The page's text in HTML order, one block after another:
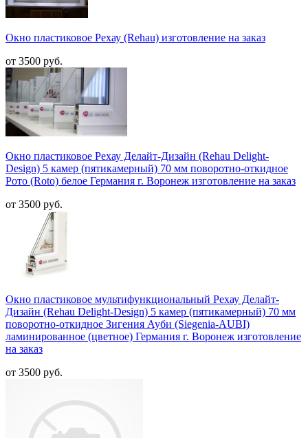
Окно пластиковое Рехау (Rehau) изготовление на заказ
от 3500 руб.
Окно пластиковое Рехау Делайт-Дизайн (Rehau Delight-
Design) 5 камер (пятикамерный) 70 мм поворотно-откидное
Рото (Roto) белое Германия г. Воронеж изготовление на заказ
от 3500 руб.
Окно пластиковое мультифункциональный Рехау Делайт-
Дизайн (Rehau Delight-Design) 5 камер (пятикамерный) 70 мм
поворотно-откидное Зигения Ауби (Siegenia-AUBI)
ламинированное (цветное) Германия г. Воронеж изготовление
на заказ
от 3500 руб.